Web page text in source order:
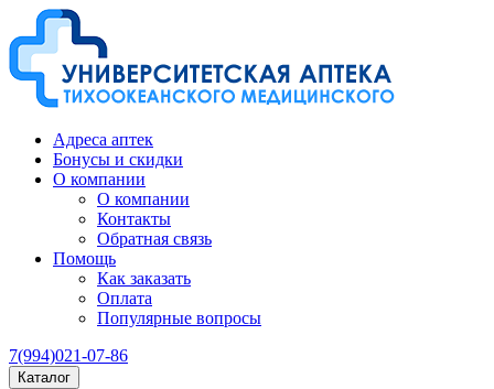
Адреса аптек
Бонусы и скидки
О компании
О компании
Контакты
Обратная связь
Помощь
Как заказать
Оплата
Популярные вопросы
7(994)021-07-86
Каталог